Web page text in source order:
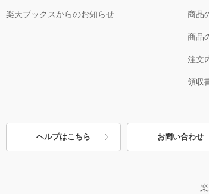
楽天ブックスからのお知らせ 商品
商品
注文
領収
ヘルプはこちら お問い合わせ